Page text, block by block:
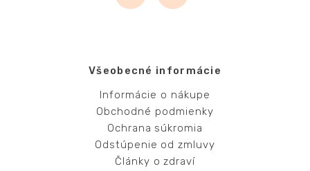
Všeobecné informácie
Informácie o nákupe
Obchodné podmienky
Ochrana súkromia
Odstúpenie od zmluvy
Články o zdraví